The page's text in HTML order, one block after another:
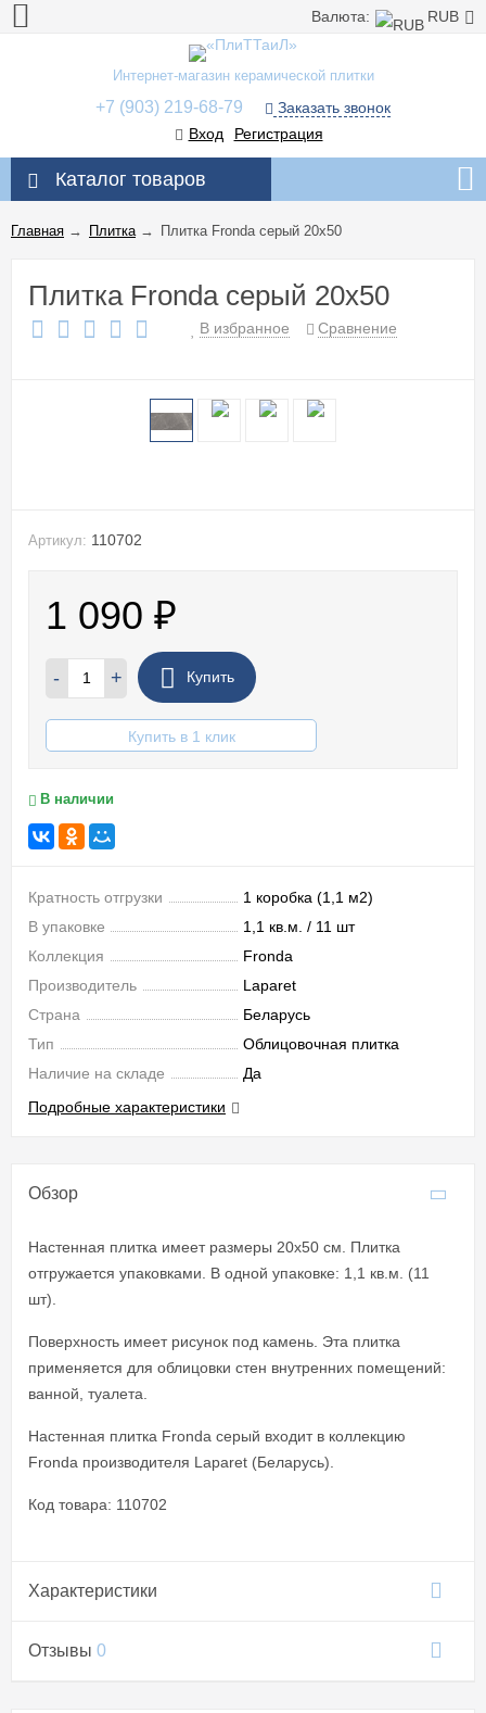
Валюта: RUB
Интернет-магазин керамической плитки
+7 (903) 219-68-79
Заказать звонок
Вход
Регистрация
Каталог товаров
Главная → Плитка→ Плитка Fronda серый 20x50
Плитка Fronda серый 20x50
В избранное Сравнение
Артикул: 110702
1 090 ₽
- + Купить
Купить в 1 клик
В наличии
Кратность отгрузки
1 коробка (1,1 м2)
В упаковке
1,1 кв.м. / 11 шт
Коллекция
Fronda
Производитель
Laparet
Страна
Беларусь
Тип
Облицовочная плитка
Наличие на складе
Да
Подробные характеристики
Обзор
Настенная плитка имеет размеры 20x50 см. Плитка
отгружается упаковками. В одной упаковке: 1,1 кв.м. (11
шт).
Поверхность имеет рисунок под камень. Эта плитка
применяется для облицовки стен внутренних помещений:
ванной, туалета.
Настенная плитка Fronda серый входит в коллекцию
Fronda производителя Laparet (Беларусь).
Код товара: 110702
Характеристики
Отзывы 0